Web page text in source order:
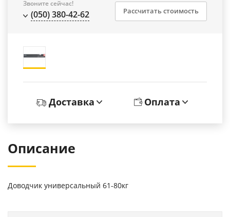
Звоните сейчас!
(050) 380-42-62 Рассчитать стоимость
Доставка Оплата
Описание
Доводчик универсальный 61-80кг